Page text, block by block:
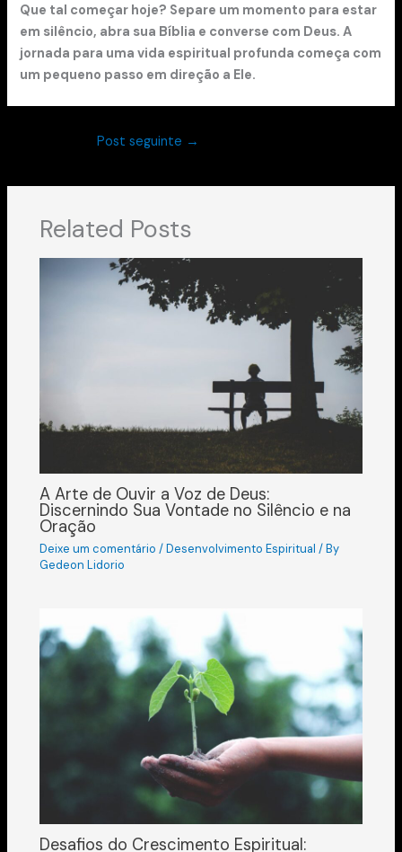
Que tal começar hoje? Separe um momento para estar
em silêncio, abra sua Bíblia e converse com Deus. A
jornada para uma vida espiritual profunda começa com
um pequeno passo em direção a Ele.
Post seguinte →
Related Posts
A Arte de Ouvir a Voz de Deus:
Discernindo Sua Vontade no Silêncio e na
Oração
Deixe um comentário /Desenvolvimento Espiritual / By
Gedeon Lidorio
Desafios do Crescimento Espiritual: